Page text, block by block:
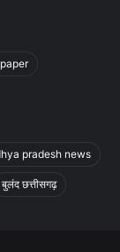
pradesh news
बुलंद छत्तीसगढ़